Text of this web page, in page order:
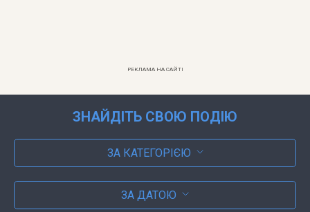
РЕКЛАМА НА САЙТІ
ЗНАЙДІТЬ СВОЮ ПОДІЮ
ЗА КАТЕГОРІЄЮ
ЗА ДАТОЮ